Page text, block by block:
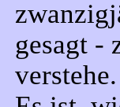
gesagt -